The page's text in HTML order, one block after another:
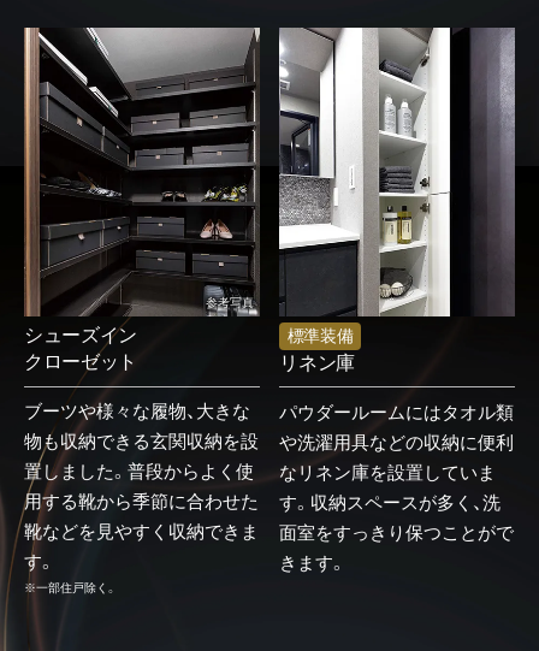
モデルルーム
専用庭ライフ
紹介動画
現地・モデルルーム案内図
物件概要
会社紹介
参考写真
シューズイン
クローゼット
ブーツや様々な履物、大きな
物も収納できる玄関収納を設
置しました。普段からよく使
用する靴から季節に合わせた
靴などを見やすく収納できま
す。
※一部住戸除く。
標準装備
リネン庫
パウダールームにはタオル類
や洗濯用具などの収納に便利
なリネン庫を設置していま
す。収納スペースが多く、洗
面室をすっきり保つことがで
きます。